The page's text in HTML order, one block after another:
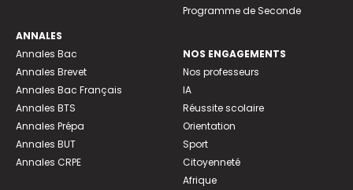
ANNALES
Annales Bac
Annales Brevet
Annales Bac Français
Annales BTS
Annales Prépa
Annales BUT
Annales CRPE
Programme de Seconde
NOS ENGAGEMENTS
Nos professeurs
IA
Réussite scolaire
Orientation
Sport
Citoyenneté
Afrique